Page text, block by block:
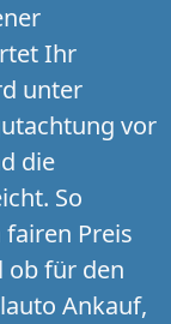
Ihr
unter
vor
die
So
Preis
ob für den
Ankauf,